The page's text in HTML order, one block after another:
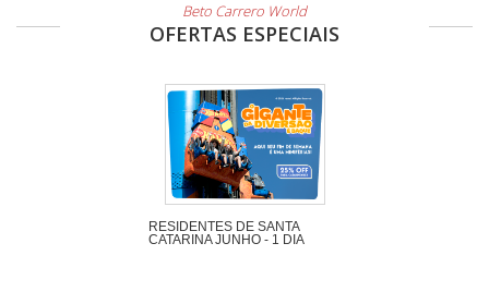
Beto Carrero World
OFERTAS ESPECIAIS
RESIDENTES DE SANTA
CATARINA JUNHO - 1 DIA